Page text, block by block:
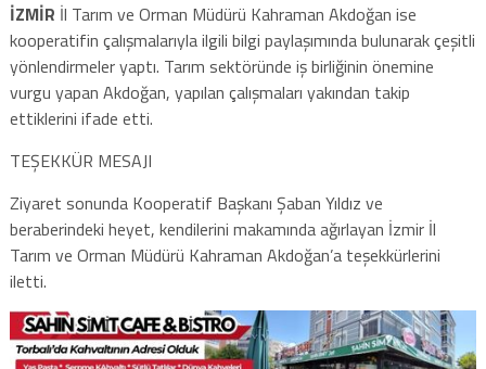
İZMİR İl Tarım ve Orman Müdürü Kahraman Akdoğan ise
kooperatifin çalışmalarıyla ilgili bilgi paylaşımında bulunarak çeşitli
yönlendirmeler yaptı. Tarım sektöründe iş birliğinin önemine
vurgu yapan Akdoğan, yapılan çalışmaları yakından takip
ettiklerini ifade etti.
TEŞEKKÜR MESAJI
Ziyaret sonunda Kooperatif Başkanı Şaban Yıldız ve
beraberindeki heyet, kendilerini makamında ağırlayan İzmir İl
Tarım ve Orman Müdürü Kahraman Akdoğan’a teşekkürlerini
iletti.